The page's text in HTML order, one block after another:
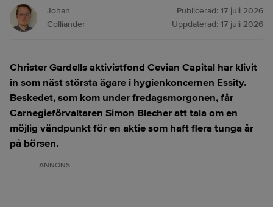
Johan
Colliander
Publicerad: 17 juli 2026
Uppdaterad: 17 juli 2026
Christer Gardells aktivistfond Cevian Capital har klivit
in som näst största ägare i hygienkoncernen Essity.
Beskedet, som kom under fredagsmorgonen, får
Carnegieförvaltaren Simon Blecher att tala om en
möjlig vändpunkt för en aktie som haft flera tunga år
på börsen.
ANNONS